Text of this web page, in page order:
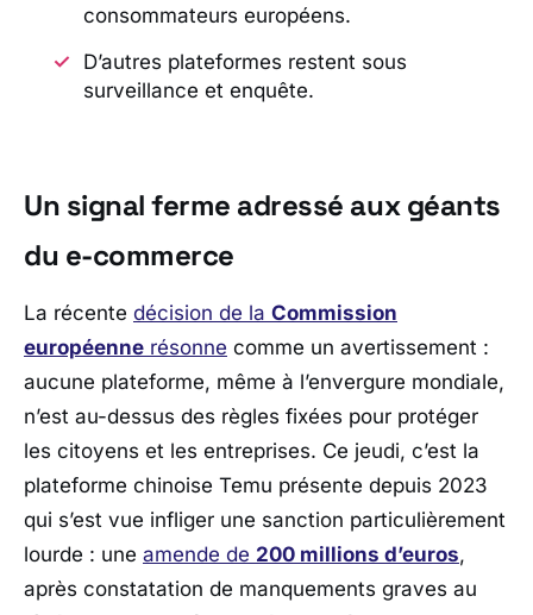
consommateurs européens.
D’autres plateformes restent sous
surveillance et enquête.
Un signal ferme adressé aux géants
du e-commerce
La récente décision de la Commission
européenne résonne comme un avertissement :
aucune plateforme, même à l’envergure mondiale,
n’est au-dessus des règles fixées pour protéger
les citoyens et les entreprises. Ce jeudi, c’est la
plateforme chinoise Temu présente depuis 2023
qui s’est vue infliger une sanction particulièrement
lourde : une amende de 200 millions d’euros,
après constatation de manquements graves au